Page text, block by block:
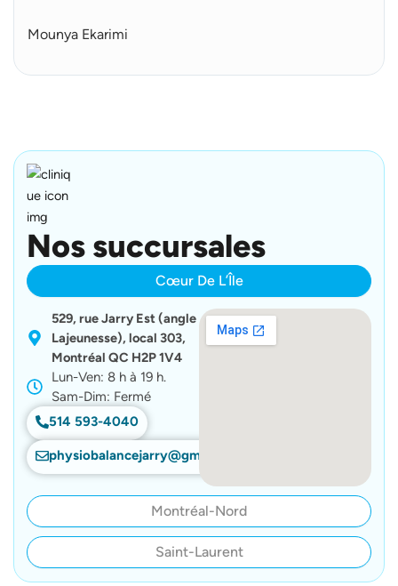
Mounya Ekarimi
Nos succursales
Cœur De L’Île
Montréal-Nord
Saint-Laurent
529, rue Jarry Est (angle
Lajeunesse), local 303,
Montréal QC H2P 1V4
Lun-Ven: 8 h à 19 h.
Sam-Dim: Fermé
514 593-4040
physiobalancejarry@gmail.com